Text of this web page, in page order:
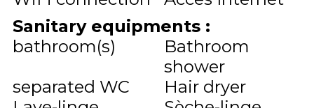
Sanitary equipments :
bathroom(s)
Bathroom
shower
separated WC
Hair dryer